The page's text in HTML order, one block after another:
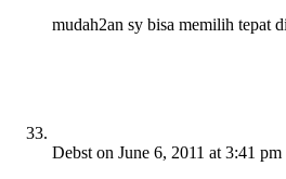
mudah2an sy bisa memilih tepat
Debst on June 6, 2011 at 3:41 pm